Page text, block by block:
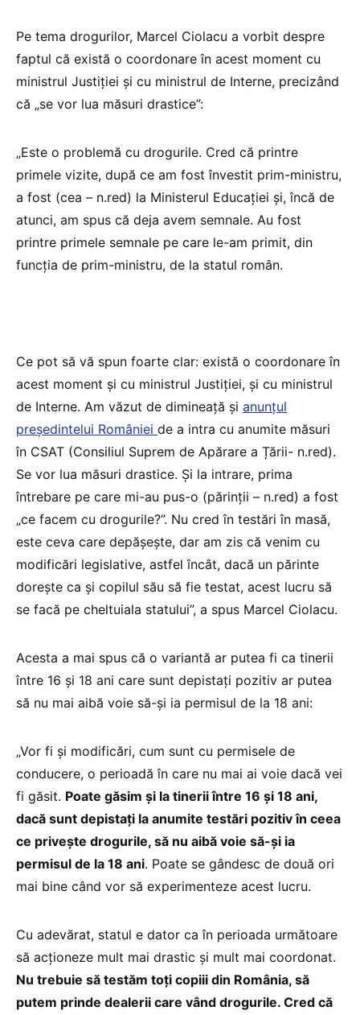
Pe tema drogurilor, Marcel Ciolacu a vorbit despre
faptul că există o coordonare în acest moment cu
ministrul Justiției și cu ministrul de Interne, precizând
că „se vor lua măsuri drastice”:
„Este o problemă cu drogurile. Cred că printre
primele vizite, după ce am fost învestit prim-ministru,
a fost (cea – n.red) la Ministerul Educației și, încă de
atunci, am spus că deja avem semnale. Au fost
printre primele semnale pe care le-am primit, din
funcția de prim-ministru, de la statul român.
Ce pot să vă spun foarte clar: există o coordonare în
acest moment și cu ministrul Justiției, și cu ministrul
de Interne. Am văzut de dimineață și anunțul
președintelui României de a intra cu anumite măsuri
în CSAT (Consiliul Suprem de Apărare a Țării- n.red).
Se vor lua măsuri drastice. Și la intrare, prima
întrebare pe care mi-au pus-o (părinții – n.red) a fost
„ce facem cu drogurile?”. Nu cred în testări în masă,
este ceva care depășește, dar am zis că venim cu
modificări legislative, astfel încât, dacă un părinte
dorește ca și copilul său să fie testat, acest lucru să
se facă pe cheltuiala statului”, a spus Marcel Ciolacu.
Acesta a mai spus că o variantă ar putea fi ca tinerii
între 16 și 18 ani care sunt depistați pozitiv ar putea
să nu mai aibă voie să-și ia permisul de la 18 ani:
„Vor fi și modificări, cum sunt cu permisele de
conducere, o perioadă în care nu mai ai voie dacă vei
fi găsit. Poate găsim și la tinerii între 16 și 18 ani,
dacă sunt depistați la anumite testări pozitiv în ceea
ce privește drogurile, să nu aibă voie să-și ia
permisul de la 18 ani. Poate se gândesc de două ori
mai bine când vor să experimenteze acest lucru.
Cu adevărat, statul e dator ca în perioada următoare
să acționeze mult mai drastic și mult mai coordonat.
Nu trebuie să testăm toți copiii din România, să
putem prinde dealerii care vând drogurile. Cred că